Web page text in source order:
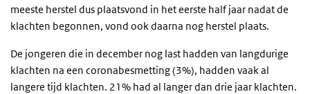
meeste herstel dus plaatsvond in het eerste half jaar nadat de
klachten begonnen, vond ook daarna nog herstel plaats.
De jongeren die in december nog last hadden van langdurige
klachten na een coronabesmetting (3%), hadden vaak al
langere tijd klachten. 21% had al langer dan drie jaar klachten.